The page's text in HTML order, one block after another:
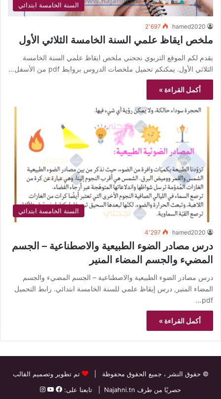
السنة الخامسة ابتدائي
hamed2020 2٬697
ملخص ايقاظ علمي السنة الخامسة الثلاثي الأول
يقدم لكم الموقع التربوي نجحني ملخص ايقاظ علمي السنة الخامسة
الثلاثي الأول. يمكنكم تحميل ملخصات الدروس بروابط pdf من الأسفل…
أكمل القراءة »
السنة الخامسة ابتدائي
hamed2020 4٬297
درس مصادر الضوء الطبيعية والاصطناعية – الجسم
المضيء والجسم المضاء المنير
درس مصادر الضوء الطبيعية والاصطناعية – الجسم المضيء والجسم
المضاء المنير, درس إيقاظ علمي للسنة الخامسة ابتدائي. رابط التحميل
pdf…
أكمل القراءة »
© حقوق النشر ، جميع الحقوق محفوظة |
تم تطوير وتصميم القالب
حصريًا من طرف Najahni.tn | تابعنا على: